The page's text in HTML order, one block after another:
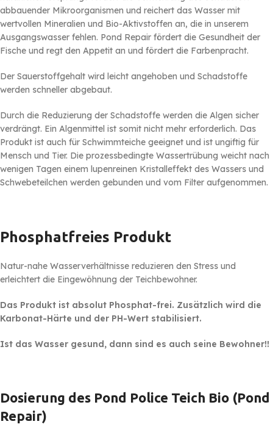
abbauender Mikroorganismen und reichert das Wasser mit
wertvollen Mineralien und Bio-Aktivstoffen an, die in unserem
Ausgangswasser fehlen. Pond Repair fördert die Gesundheit der
Fische und regt den Appetit an und fördert die Farbenpracht.
Der Sauerstoffgehalt wird leicht angehoben und Schadstoffe
werden schneller abgebaut.
Durch die Reduzierung der Schadstoffe werden die Algen sicher
verdrängt. Ein Algenmittel ist somit nicht mehr erforderlich. Das
Produkt ist auch für Schwimmteiche geeignet und ist ungiftig für
Mensch und Tier. Die prozessbedingte Wassertrübung weicht nach
wenigen Tagen einem lupenreinen Kristalleffekt des Wassers und
Schwebeteilchen werden gebunden und vom Filter aufgenommen.
Phosphatfreies Produkt
Natur-nahe Wasserverhältnisse reduzieren den Stress und
erleichtert die Eingewöhnung der Teichbewohner.
Das Produkt ist absolut Phosphat-frei. Zusätzlich wird die
Karbonat-Härte und der PH-Wert stabilisiert.
Ist das Wasser gesund, dann sind es auch seine Bewohner!!
Dosierung des Pond Police Teich Bio (Pond
Repair)